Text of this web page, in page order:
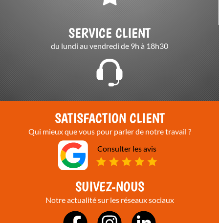
SERVICE CLIENT
du lundi au vendredi de 9h à 18h30
SATISFACTION CLIENT
Qui mieux que vous pour parler de notre travail ?
Consulter les avis
SUIVEZ-NOUS
Notre actualité sur les réseaux sociaux